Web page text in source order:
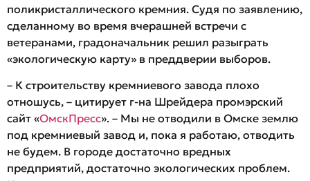
поликристаллического кремния. Судя по заявлению,
сделанному во время вчерашней встречи с
ветеранами, градоначальник решил разыграть
«экологическую карту» в преддверии выборов.
– К строительству кремниевого завода плохо
отношусь, – цитирует г-на Шрейдера промэрский
сайт «ОмскПресс». – Мы не отводили в Омске землю
под кремниевый завод и, пока я работаю, отводить
не будем. В городе достаточно вредных
предприятий, достаточно экологических проблем.